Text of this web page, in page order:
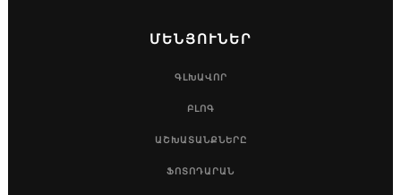
ՄԵՆՅՈՒՆԵՐ
ԳԼԽԱՎՈՐ
ԲԼՈԳ
ԱՇԽԱՏԱՆՔՆԵՐԸ
ՖՈՏՈԴԱՐԱՆ